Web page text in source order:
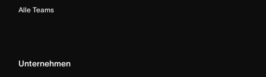
Alle Teams
Unternehmen